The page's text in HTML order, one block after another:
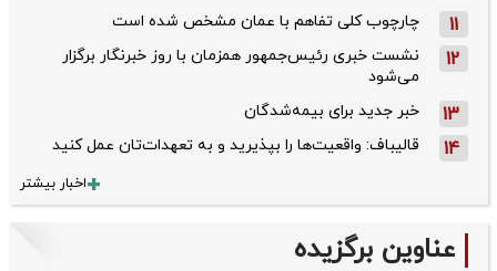
11 چارچوب کلی تفاهم با عمان مشخص شده است
12
نشست خبری رئیس‌جمهور همزمان با روز خبرنگار برگزار
می‌شود
13 خبر جدید برای بیمه‌شدگان
14 قالیباف: واقعیت‌ها را بپذیرید و به تعهدات‌تان عمل کنید
اخبار بیشتر
عناوین برگزیده